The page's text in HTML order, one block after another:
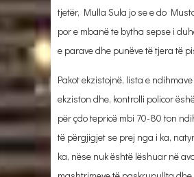
tjetër, Mulla Sula jo se e do
por e mbanë te bytha sepse i
e parave dhe punëve të tjera të
Pakot ekzistojnë, lista e
ekziston dhe, kontrolli policor
për çdo tepricë mbi 70-80 ton
të përgjigjet se prej nga i ka,
ka, nëse nuk është lëshuar në